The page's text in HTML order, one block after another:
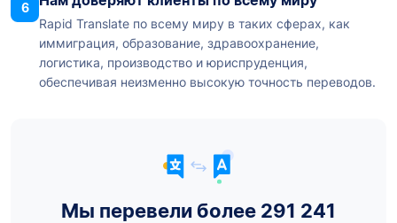
6
Rapid Translate по всему миру в таких сферах, как
иммиграция, образование, здравоохранение,
логистика, производство и юриспруденция,
обеспечивая неизменно высокую точность переводов.
Мы перевели более 291 241